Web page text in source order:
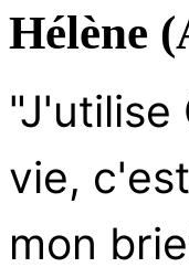
Hélène
"J'utilise
vie,
mon